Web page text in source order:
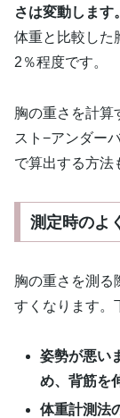
さは変動します。
体重と比較した
2％程度です。
胸の重さを計算
スト−アンダー
で算出する方法
測定時のよ
胸の重さを測る
すくなります。
姿勢が悪い
め、背筋を
体重計測法